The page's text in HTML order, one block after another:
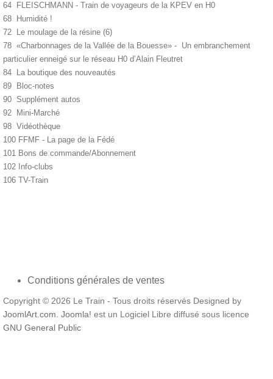
64 FLEISCHMANN - Train de voyageurs de la KPEV en H0
68 Humidité !
72 Le moulage de la résine (6)
78 «Charbonnages de la Vallée de la Bouesse» - Un embranchement
particulier enneigé sur le réseau H0 d’Alain Fleutret
84 La boutique des nouveautés
89 Bloc-notes
90 Supplément autos
92 Mini-Marché
98 Vidéothèque
100 FFMF - La page de la Fédé
101 Bons de commande/Abonnement
102 Info-clubs
106 TV-Train
Conditions générales de ventes
Copyright © 2026 Le Train - Tous droits réservés Designed by
JoomlArt.com. Joomla! est un Logiciel Libre diffusé sous licence
GNU General Public